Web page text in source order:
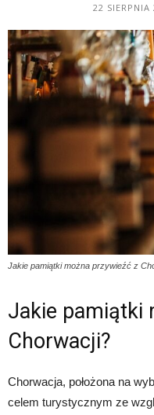
22 SIERPNIA
Jakie pamiątki można przywieźć z
Jakie pamiątki
Chorwacji?
Chorwacja, położona na
celem turystycznym ze